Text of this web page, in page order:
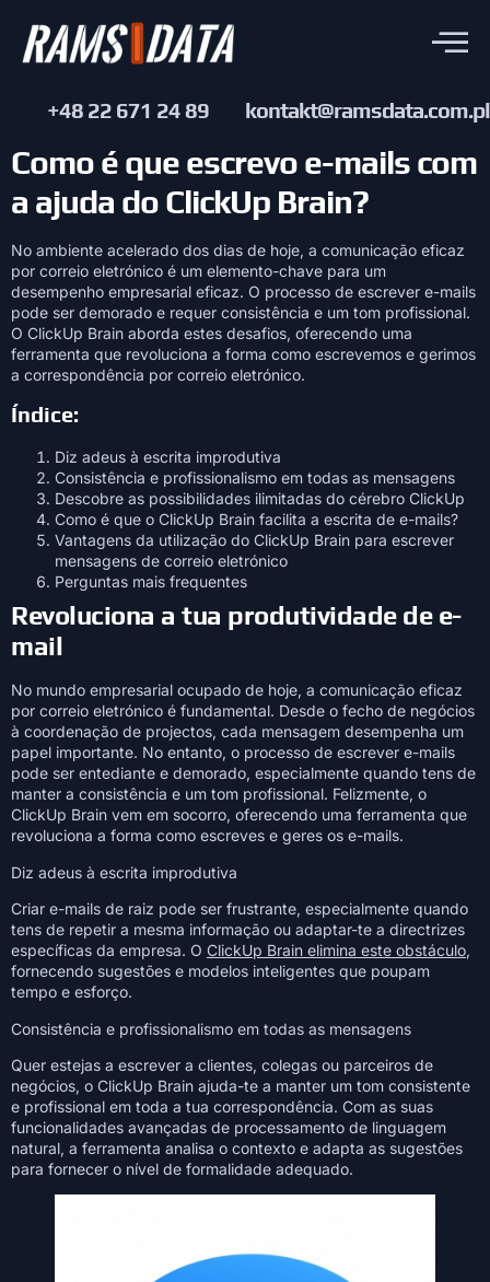
+48 22 671 24 89 kontakt@ramsdata.com.pl
Como é que escrevo e-mails com
a ajuda do ClickUp Brain?
No ambiente acelerado dos dias de hoje, a comunicação eficaz
por correio eletrónico é um elemento-chave para um
desempenho empresarial eficaz. O processo de escrever e-mails
pode ser demorado e requer consistência e um tom profissional.
O ClickUp Brain aborda estes desafios, oferecendo uma
ferramenta que revoluciona a forma como escrevemos e gerimos
a correspondência por correio eletrónico.
Índice:
Diz adeus à escrita improdutiva
Consistência e profissionalismo em todas as mensagens
Descobre as possibilidades ilimitadas do cérebro ClickUp
Como é que o ClickUp Brain facilita a escrita de e-mails?
Vantagens da utilização do ClickUp Brain para escrever
mensagens de correio eletrónico
Perguntas mais frequentes
Revoluciona a tua produtividade de e-
mail
No mundo empresarial ocupado de hoje, a comunicação eficaz
por correio eletrónico é fundamental. Desde o fecho de negócios
à coordenação de projectos, cada mensagem desempenha um
papel importante. No entanto, o processo de escrever e-mails
pode ser entediante e demorado, especialmente quando tens de
manter a consistência e um tom profissional. Felizmente, o
ClickUp Brain vem em socorro, oferecendo uma ferramenta que
revoluciona a forma como escreves e geres os e-mails.
Diz adeus à escrita improdutiva
Criar e-mails de raiz pode ser frustrante, especialmente quando
tens de repetir a mesma informação ou adaptar-te a directrizes
específicas da empresa. O ClickUp Brain elimina este obstáculo,
fornecendo sugestões e modelos inteligentes que poupam
tempo e esforço.
Consistência e profissionalismo em todas as mensagens
Quer estejas a escrever a clientes, colegas ou parceiros de
negócios, o ClickUp Brain ajuda-te a manter um tom consistente
e profissional em toda a tua correspondência. Com as suas
funcionalidades avançadas de processamento de linguagem
natural, a ferramenta analisa o contexto e adapta as sugestões
para fornecer o nível de formalidade adequado.